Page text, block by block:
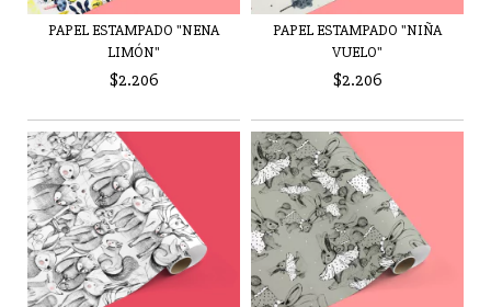
PAPEL ESTAMPADO "NENA
LIMÓN"
$2.206
PAPEL ESTAMPADO "NIÑA
VUELO"
$2.206